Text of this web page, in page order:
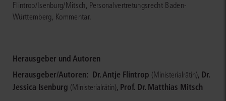
Flintrop/Isenburg/Mitsch, Personalvertretungsrecht Baden-
Württemberg, Kommentar.
Herausgeber und Autoren
Herausgeber/Autoren: Dr. Antje Flintrop (Ministerialrätin), Dr.
Jessica Isenburg (Ministerialrätin), Prof. Dr. Matthias Mitsch